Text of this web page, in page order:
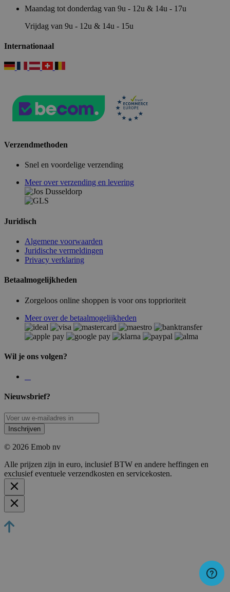
Maandag tot donderdag van 9u - 12u & 14u - 17u
Vrijdag van 9u - 12u & 14u - 15u
Internationaal
Verzendmethoden
Snel en voordelige verzending
Meer over verzending en levering
Juridisch
Algemene voorwaarden
Juridische vermeldingen
Privacy verklaring
Betaalmogelijkheden
Zorgeloos online shoppen is voor ons topprioriteit
Meer over de betaalmogelijkheden
Wil je ons volgen?
Nieuwsbrief?
Inschrijven
© 2026 Emob nv
Alle prijzen zijn in euro, inclusief BTW en andere heffingen en
exclusief eventuele verzendkosten en servicekosten.